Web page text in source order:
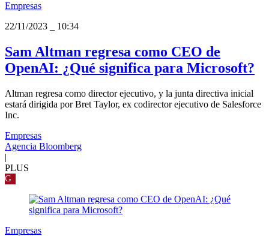
Empresas
22/11/2023
10:34
Sam Altman regresa como CEO de
OpenAI: ¿Qué significa para Microsoft?
Altman regresa como director ejecutivo, y la junta directiva inicial
estará dirigida por Bret Taylor, ex codirector ejecutivo de Salesforce
Inc.
Empresas
Agencia Bloomberg
|
PLUS
G
Empresas